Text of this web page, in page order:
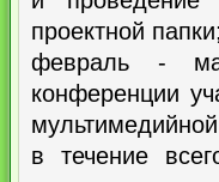
проектной папки;
февраль -
конференции
в течение